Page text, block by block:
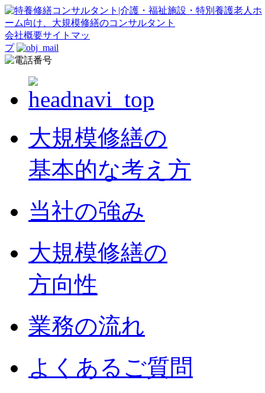
会社概要サイトマッ
プ
大規模修繕の
基本的な考え方
当社の強み
大規模修繕の
方向性
業務の流れ
よくあるご質問